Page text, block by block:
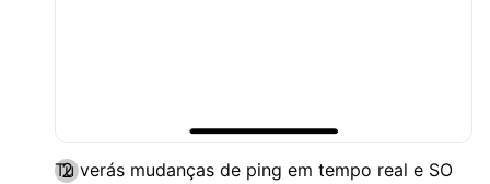
Tu verás mudanças de ping em tempo real e SO